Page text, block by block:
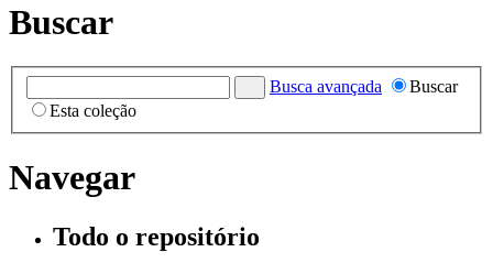
Buscar
Busca avançada
Buscar
Esta coleção
Navegar
Todo o repositório